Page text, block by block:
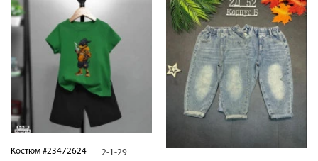
Костюм #23472624 2-1-29